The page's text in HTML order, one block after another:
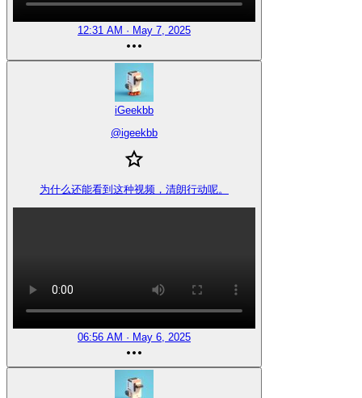
12:31 AM · May 7, 2025
iGeekbb
@igeekbb
为什么还能看到这种视频，清朗行动呢。
06:56 AM · May 6, 2025